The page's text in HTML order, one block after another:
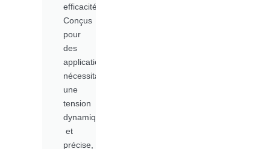
efficacité.
Conçus
pour
des
applications
nécessitant
une
tension
dynamique
et
précise,